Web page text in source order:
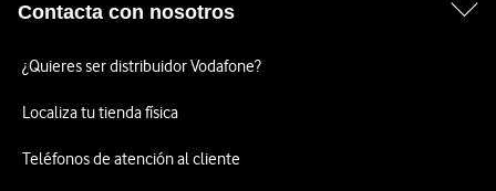
Contacta con nosotros
¿Quieres ser distribuidor Vodafone?
Localiza tu tienda física
Teléfonos de atención al cliente